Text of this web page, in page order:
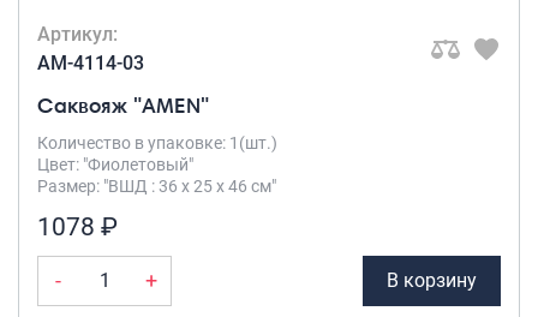
Артикул:
AM-4114-03
Саквояж "AMEN"
Количество в упаковке: 1(шт.)
Цвет: "Фиолетовый"
Размер: "ВШД : 36 х 25 х 46 см"
1078 ₽
- + В корзину